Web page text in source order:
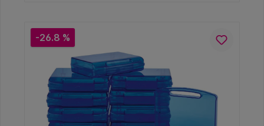
-26.8 %